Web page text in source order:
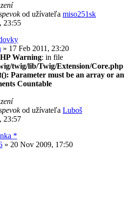
od užívateľa miso251sk
23:55
» 17 Feb 2011, 23:20
Warning: in file
twig/lib/Twig/Extension/Core.php
Parameter must be an array or an
Countable
od užívateľa Luboš
23:57
*
» 20 Nov 2009, 17:50